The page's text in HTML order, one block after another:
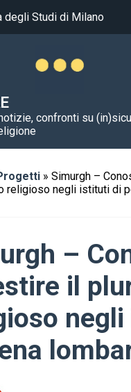
degli Studi di Milano
confronti su
» Simurgh –
religioso negli istituti di
–
il